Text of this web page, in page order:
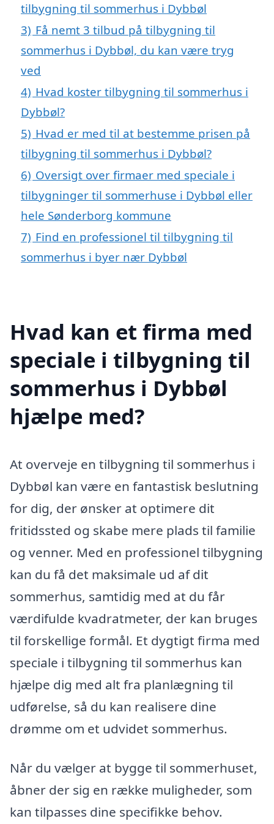
tilbygning til sommerhus i Dybbøl
3) Få nemt 3 tilbud på tilbygning til
sommerhus i Dybbøl, du kan være tryg
ved
4) Hvad koster tilbygning til sommerhus i
Dybbøl?
5) Hvad er med til at bestemme prisen på
tilbygning til sommerhus i Dybbøl?
6) Oversigt over firmaer med speciale i
tilbygninger til sommerhuse i Dybbøl eller
hele Sønderborg kommune
7) Find en professionel til tilbygning til
sommerhus i byer nær Dybbøl
Hvad kan et firma med
speciale i tilbygning til
sommerhus i Dybbøl
hjælpe med?
At overveje en tilbygning til sommerhus i
Dybbøl kan være en fantastisk beslutning
for dig, der ønsker at optimere dit
fritidssted og skabe mere plads til familie
og venner. Med en professionel tilbygning
kan du få det maksimale ud af dit
sommerhus, samtidig med at du får
værdifulde kvadratmeter, der kan bruges
til forskellige formål. Et dygtigt firma med
speciale i tilbygning til sommerhus kan
hjælpe dig med alt fra planlægning til
udførelse, så du kan realisere dine
drømme om et udvidet sommerhus.
Når du vælger at bygge til sommerhuset,
åbner der sig en række muligheder, som
kan tilpasses dine specifikke behov.